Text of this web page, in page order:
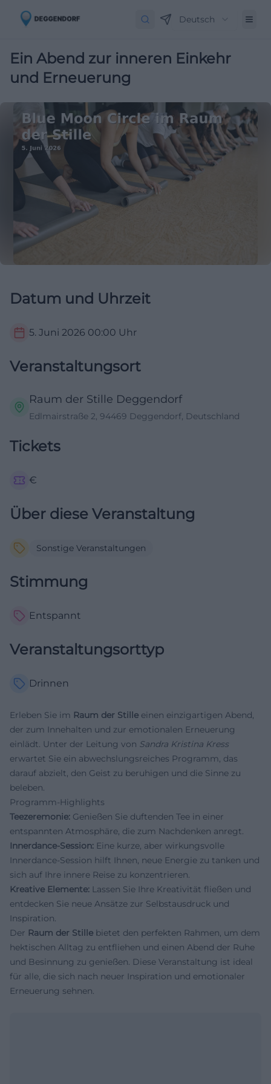
Deutsch
Ein Abend zur inneren Einkehr
und Erneuerung
Datum und Uhrzeit
5. Juni 2026 00:00 Uhr
Veranstaltungsort
Raum der Stille Deggendorf
Edlmairstraße 2, 94469 Deggendorf, Deutschland
Tickets
€
Über diese Veranstaltung
Sonstige Veranstaltungen
Stimmung
Entspannt
Veranstaltungsorttyp
Drinnen
Erleben Sie im Raum der Stille einen einzigartigen Abend,
der zum Innehalten und zur emotionalen Erneuerung
einlädt. Unter der Leitung von Sandra Kristina Kress
erwartet Sie ein abwechslungsreiches Programm, das
darauf abzielt, den Geist zu beruhigen und die Sinne zu
beleben.
Programm-Highlights
Teezeremonie: Genießen Sie duftenden Tee in einer
entspannten Atmosphäre, die zum Nachdenken anregt.
Innerdance-Session: Eine kurze, aber wirkungsvolle
Innerdance-Session hilft Ihnen, neue Energie zu tanken und
sich auf Ihre innere Reise zu konzentrieren.
Kreative Elemente: Lassen Sie Ihre Kreativität fließen und
entdecken Sie neue Ansätze zur Selbstausdruck und
Inspiration.
Der Raum der Stille bietet den perfekten Rahmen, um dem
hektischen Alltag zu entfliehen und einen Abend der Ruhe
und Besinnung zu genießen. Diese Veranstaltung ist ideal
für alle, die sich nach neuer Inspiration und emotionaler
Erneuerung sehnen.